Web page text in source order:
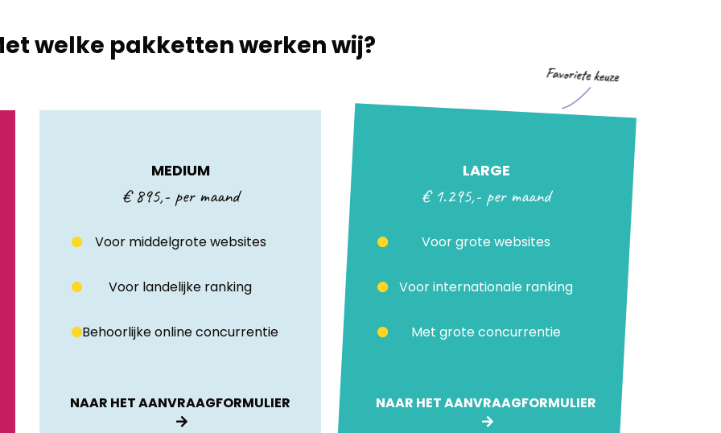
welke pakketten werken wij?
MEDIUM
€ 895,- per maand
Voor middelgrote websites
Voor landelijke ranking
Behoorlijke online concurrentie
NAAR HET AANVRAAGFORMULIER
LARGE
€ 1.295,- per maand
Voor grote websites
Voor internationale ranking
Met grote concurrentie
NAAR HET AANVRAAGFORMULIER